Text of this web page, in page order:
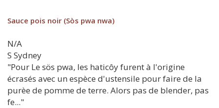
Sauce pois noir (Sòs pwa nwa)
N/A
S Sydney
"Pour Le sös pwa, les haticôy furent à l'origine
écrasés avec un espèce d'ustensile pour faire de la
purèe de pomme de terre. Alors pas de blender, pas
fe..."